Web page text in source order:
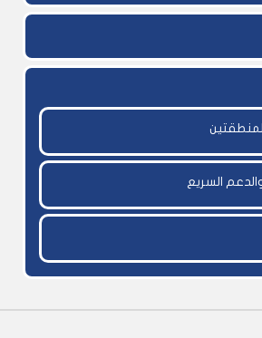
السريع